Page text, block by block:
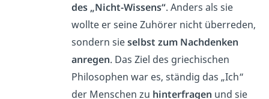
des „Nicht-Wissens“. Anders als sie
wollte er seine Zuhörer nicht überreden,
sondern sieselbst zum Nachdenken
anregen. Das Ziel des griechischen
Philosophen war es, ständig das „Ich“
der Menschen zu hinterfragen und sie